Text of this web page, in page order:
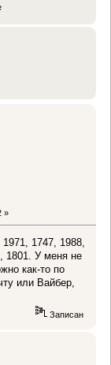
»
1747, 1988,
1801. У меня не
как-то по
или Вайбер,
Записан